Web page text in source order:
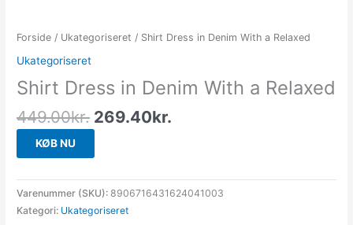
Forside / Ukategoriseret / Shirt Dress in Denim With a Relaxed
Ukategoriseret
Shirt Dress in Denim With a Relaxed
449.00kr. 269.40kr.
KØB NU
Varenummer (SKU):8906716431624041003
Kategori: Ukategoriseret